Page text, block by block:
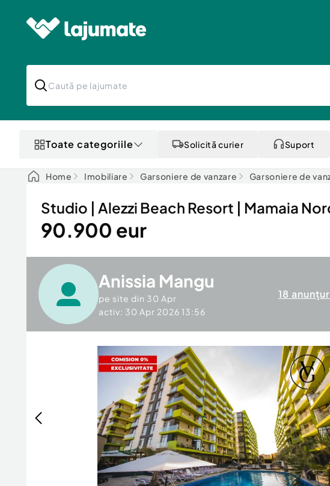
Toate categoriile Solicită curier Suport
Home Imobiliare Garsoniere de vanzare Garsoniere de
Studio | Alezzi Beach Resort | Mamaia
90.900 eur
Anissia Mangu
pe site din 30 Apr
activ: 30 Apr 2026 13:56
18